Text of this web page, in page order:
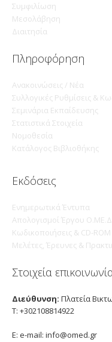
Συμφιλίωση
Μεσολάβηση
Διαιτησία
Πληροφόρηση
Ανακοινώσεις / Νέα
Συλλογικές Ρυθμίσεις &
Σεμινάρια Εκπαίδευσης
Στατιστικά Στοιχεία
Νομοθεσία
Κατάλογος Βιβλιοθήκης
Εκδόσεις
Ενημερωτικά Έντυπα
Απολογισμοί Έργου Ο.ΜΕ.Δ.
Κωδικοποιήσεις & CD-ROM
Mελέτες, Έρευνες &
Στοιχεία
Διεύθυνση: Πλατεία
Τ: +302108814922
E: e-mail: info@omed.gr